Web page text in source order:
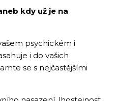
kdy už je na
psychickém i
i do vašich
se s nejčastějšími